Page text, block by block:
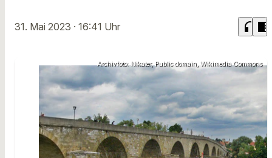
31. Mai 2023 · 16:41 Uhr headphones chrome_reader_mode
Archivfoto: Nikater, Public domain, Wikimedia Commons